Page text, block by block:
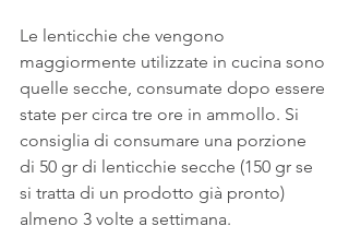
Le lenticchie che vengono
maggiormente utilizzate in cucina sono
quelle secche, consumate dopo essere
state per circa tre ore in ammollo. Si
consiglia di consumare una porzione
di 50 gr di lenticchie secche (150 gr se
si tratta di un prodotto già pronto)
almeno 3 volte a settimana.